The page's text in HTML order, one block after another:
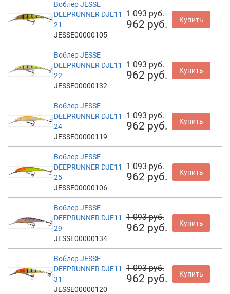
Воблер JESSE
DEEPRUNNER DJE11
21
JESSE00000105
1 093 руб.
962 руб. Купить
Воблер JESSE
DEEPRUNNER DJE11
22
JESSE00000132
1 093 руб.
962 руб. Купить
Воблер JESSE
DEEPRUNNER DJE11
24
JESSE00000119
1 093 руб.
962 руб. Купить
Воблер JESSE
DEEPRUNNER DJE11
25
JESSE00000106
1 093 руб.
962 руб. Купить
Воблер JESSE
DEEPRUNNER DJE11
29
JESSE00000134
1 093 руб.
962 руб. Купить
Воблер JESSE
DEEPRUNNER DJE11
31
JESSE00000120
1 093 руб.
962 руб. Купить